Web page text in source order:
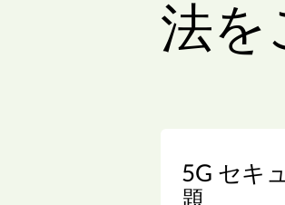
法を
5G セキ